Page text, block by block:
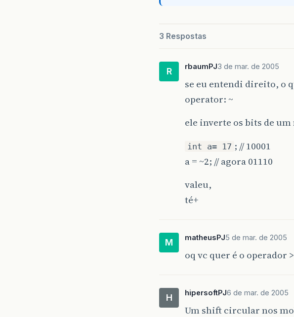
3 Respostas
R rbaumPJ3 de mar. de 2005
se eu entendi direito, o
operator: ~
ele inverte os bits de
int a= 17 ; // 10001
a = ~2; // agora 01110
valeu,
té+
M matheusPJ5 de mar. de 2005
oq vc quer é o operador
H hipersoftPJ6 de mar. de 2005
Um shift circular nos